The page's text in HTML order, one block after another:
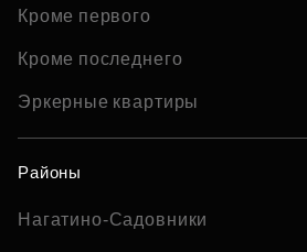
Кроме первого
Кроме последнего
Эркерные квартиры
Районы
Нагатино-Садовники